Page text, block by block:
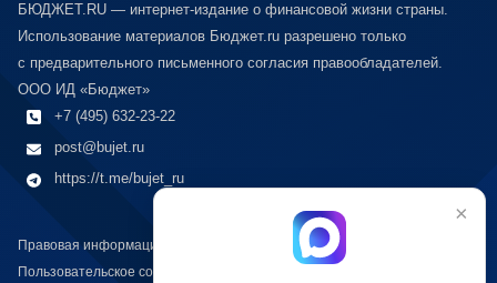
БЮДЖЕТ.RU — интернет-издание о финансовой жизни страны.
Использование материалов Бюджет.ru разрешено только
с предварительного письменного согласия правообладателей.
ООО ИД «Бюджет»
+7 (495) 632-23-22
post@bujet.ru
https://t.me/bujet_ru
Правовая информация
Пользовательское соглашение
×